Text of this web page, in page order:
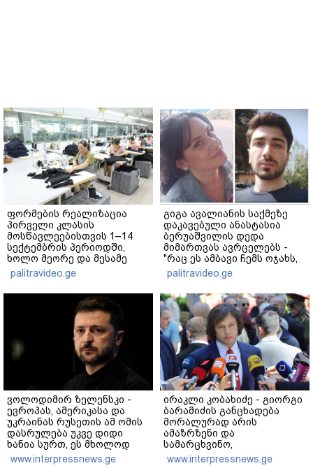
ფორმების რეალიზაცია
პირველი კლასის
მოსწავლეებისთვის 1–14
სექტემბრის პერიოდში,
ხოლო მეორე და მესამე
ეტაპებზე...
palitravideo.ge
გიგა ავალიანის საქმეზე
დაკავებული ანასტასია
ბერუაშვილის დედა
მიმართვას ავრცელებს -
"რაც ეს ამბავი ჩემს ოჯახს,
ჩემს ანასტასიას გადახდა
თავს, მის მერე მე მე არ
ვარ"
palitravideo.ge
ვოლოდიმირ ზელენსკი -
ევროპას, ამერიკასა და
უკრაინას რუსეთის ამ ომის
დასრულება უკვე დიდი
ხანია სურთ, ეს მხოლოდ
პუტინს არ სურს - მეტი
www.interpressnews.ge
ირაკლი კობახიძე - გიორგი
ბარამიძის განცხადება
მორალურად არის
ამაზრზენი და
სამარცხვინო,
სამართლებრივ მხარეს რაც
www.interpressnews.ge